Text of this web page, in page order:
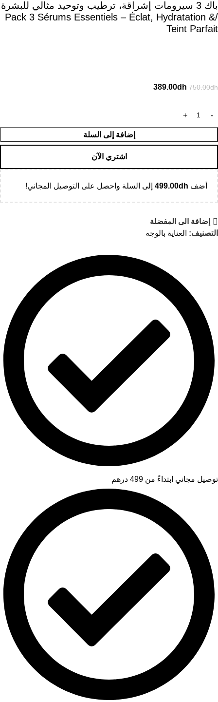
باك 3 سيرومات إشراقة، ترطيب وتوحيد مثالي للبشرة
/Pack 3 Sérums Essentiels – Éclat, Hydratation &
Teint Parfait
750.00dh
389.00dh
إضافة إلى السلة
اشتري الآن
أضف 499.00dh إلى السلة واحصل على التوصيل المجاني!
إضافة الى المفضلة
التصنيف: العناية بالوجه
توصيل مجاني ابتداءً من 499 درهم